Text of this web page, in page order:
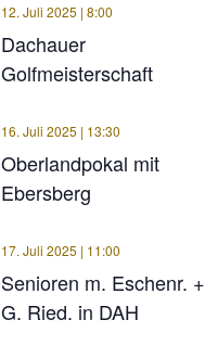
Dachauer
Golfmeisterschaft
12. Juli 2025 | 8:00
Oberlandpokal mit
Ebersberg
16. Juli 2025 | 13:30
Senioren m. Eschenr. +
G. Ried. in DAH
17. Juli 2025 | 11:00